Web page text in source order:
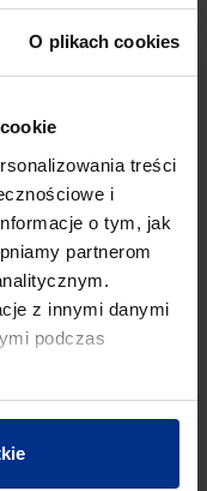
O plikach cookies
treści
i
o tym, jak
partnerom
z innymi danymi
podczas
montażu
mogą być
na dowolne
narzędzi